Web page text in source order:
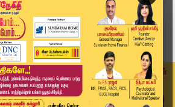
"குழந்தைகளுக்கு குழந்தை பருவத...